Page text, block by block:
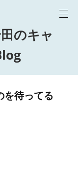
のキャ
を待ってる